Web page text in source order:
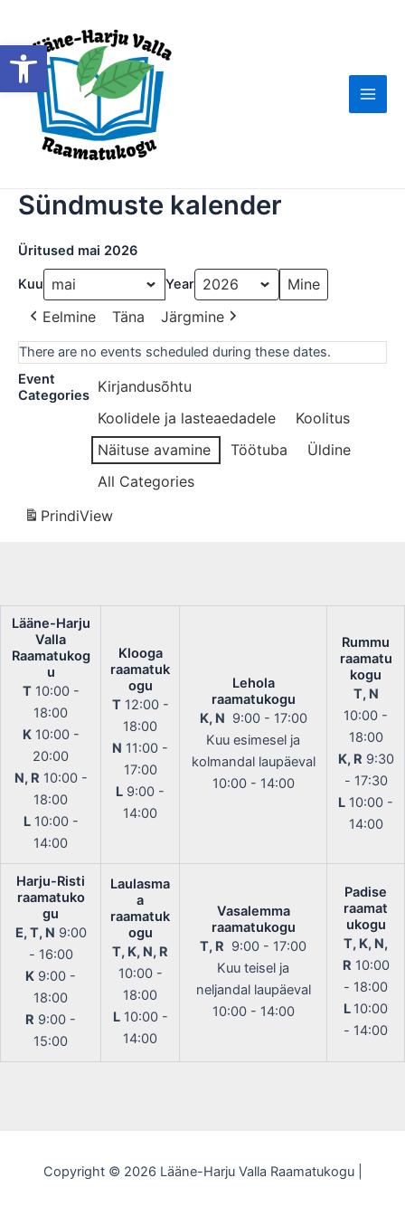
Open toolbar
content
Main
Sündmuste kalender
Üritused mai 2026
Kuu Year
Eelmine Täna Järgmine
There are no events scheduled during these dates.
Event
Categories Kirjandusõhtu
Koolidele ja lasteaedadele
Koolitus
Näituse avamine
Töötuba
Üldine
All Categories
PrindiView
Lääne-Harju
Valla
Raamatukog
u
T10:00 -
18:00
K10:00 -
20:00
N, R 10:00 -
18:00
L10:00 -
14:00
Klooga
raamatuk
ogu
T12:00 -
18:00
N 11:00 -
17:00
L 9:00 -
14:00
Lehola
raamatukogu
K, N 9:00 - 17:00
Kuu esimesel ja
kolmandal laupäeval
10:00 - 14:00
Rummu
raamatu
kogu
T, N
10:00 -
18:00
K, R 9:30
- 17:30
L 10:00 -
14:00
Harju-Risti
raamatuko
gu
E, T, N 9:00
- 16:00
K 9:00 -
18:00
R 9:00 -
15:00
Laulasma
a
raamatuk
ogu
T, K, N, R
10:00 -
18:00
L10:00 -
14:00
Vasalemma
raamatukogu
T, R 9:00 - 17:00
Kuu teisel ja
neljandal laupäeval
10:00 - 14:00
Padise
raamat
ukogu
T, K, N,
R 10:00
- 18:00
L 10:00
- 14:00
Copyright © 2026 Lääne-Harju Valla Raamatukogu |